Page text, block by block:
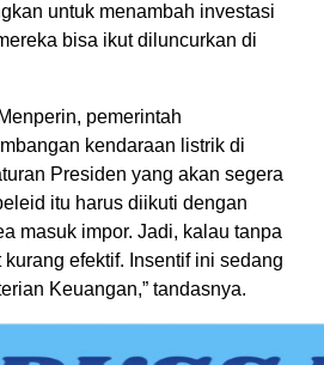
untuk menambah investasi
bisa ikut diluncurkan di
pemerintah
kendaraan listrik di
Presiden yang akan segera
itu harus diikuti dengan
masuk impor. Jadi, kalau tanpa
efektif. Insentif ini sedang
Keuangan,” tandasnya.